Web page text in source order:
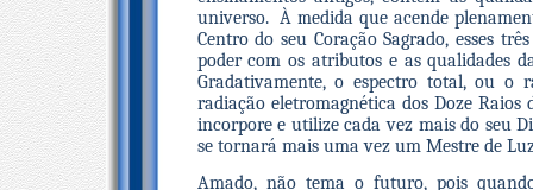
universo. À medida que acende
Centro do seu Coração Sagrado, esses
poder com os atributos e as qualidades
Gradativamente, o espectro total, ou o
radiação eletromagnética dos Doze
incorpore e utilize cada vez mais do seu
se tornará mais uma vez um Mestre de
Amado, não tema o futuro, pois